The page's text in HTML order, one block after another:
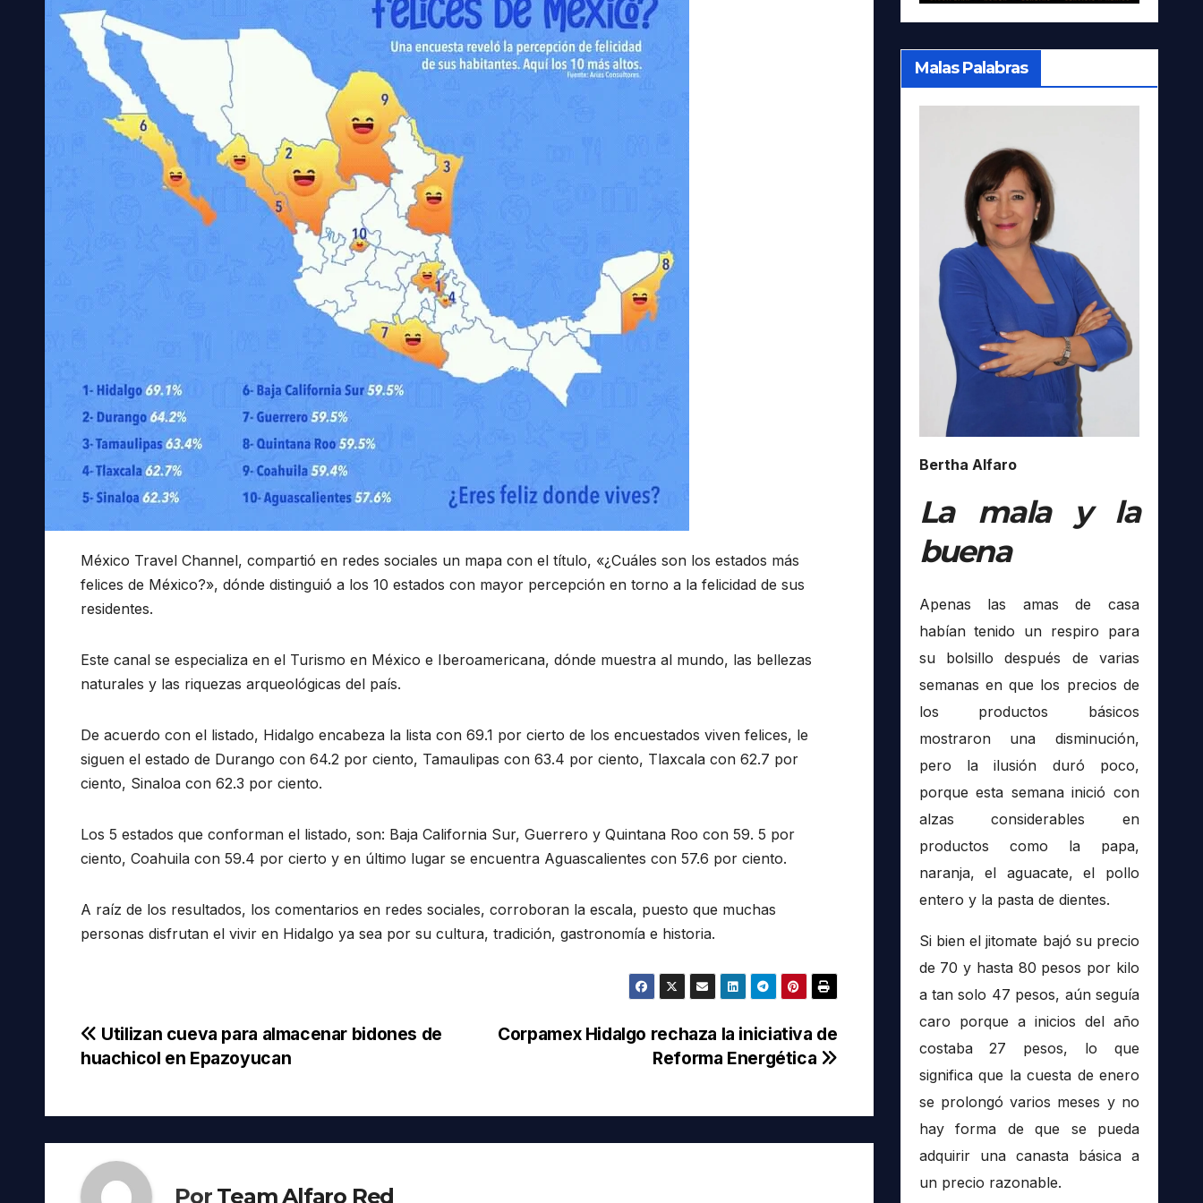
México Travel Channel, compartió en redes sociales un mapa con el título, «¿Cuáles son los estados más
felices de México?», dónde distinguió a los 10 estados con mayor percepción en torno a la felicidad de sus
residentes.
Este canal se especializa en el Turismo en México e Iberoamericana, dónde muestra al mundo, las bellezas
naturales y las riquezas arqueológicas del país.
De acuerdo con el listado, Hidalgo encabeza la lista con 69.1 por cierto de los encuestados viven felices, le
siguen el estado de Durango con 64.2 por ciento, Tamaulipas con 63.4 por ciento, Tlaxcala con 62.7 por
ciento, Sinaloa con 62.3 por ciento.
Los 5 estados que conforman el listado, son: Baja California Sur, Guerrero y Quintana Roo con 59. 5 por
ciento, Coahuila con 59.4 por cierto y en último lugar se encuentra Aguascalientes con 57.6 por ciento.
A raíz de los resultados, los comentarios en redes sociales, corroboran la escala, puesto que muchas
personas disfrutan el vivir en Hidalgo ya sea por su cultura, tradición, gastronomía e historia.
Navegación
entradas
Corpamex Hidalgo rechaza la iniciativa de
Reforma Energética
Utilizan cueva para almacenar bidones de
huachicol en Epazoyucan
Por Team Alfaro Red
Malas Palabras
Bertha Alfaro
La mala y la
buena
Apenas las amas de casa
habían tenido un respiro para
su bolsillo después de varias
semanas en que los precios de
los productos básicos
mostraron una disminución,
pero la ilusión duró poco,
porque esta semana inició con
alzas considerables en
productos como la papa,
naranja, el aguacate, el pollo
entero y la pasta de dientes.
Si bien el jitomate bajó su precio
de 70 y hasta 80 pesos por kilo
a tan solo 47 pesos, aún seguía
caro porque a inicios del año
costaba 27 pesos, lo que
significa que la cuesta de enero
se prolongó varios meses y no
hay forma de que se pueda
adquirir una canasta básica a
un precio razonable.